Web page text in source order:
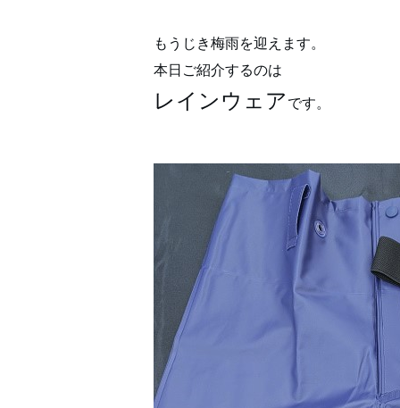
もうじき梅雨を迎えます。
本日ご紹介するのは
レインウェアです。